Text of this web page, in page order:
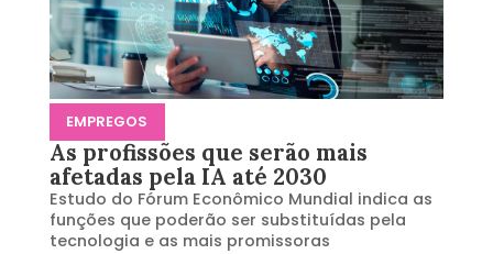
EMPREGOS
As profissões que serão mais
afetadas pela IA até 2030
Estudo do Fórum Econômico Mundial indica as
funções que poderão ser substituídas pela
tecnologia e as mais promissoras